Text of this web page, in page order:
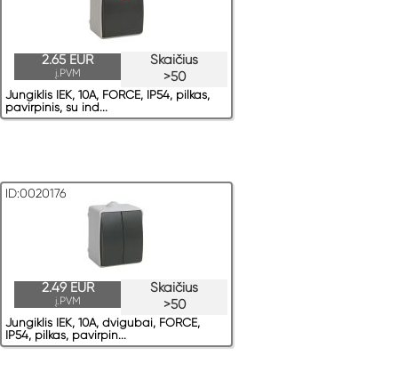
Skaičius
>50
2.65 EUR
į.PVM
Jungiklis IEK, 10A, FORCE, IP54, pilkas,
pavirрinis, su ind...
ID:0020176
Skaičius
>50
2.49 EUR
į.PVM
Jungiklis IEK, 10A, dvigubai, FORCE,
IP54, pilkas, pavirрin...